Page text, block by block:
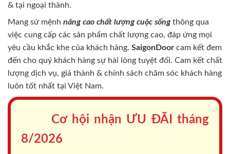
& tại ngoại thành.
Mang sứ mệnh nâng cao chất lượng cuộc sốngthông qua
việc cung cấp các sản phẩm chất lượng cao, đáp ứng mọi
yêu cầu khắc khe của khách hàng. SaigonDoor cam kết đem
đến cho quý khách hàng sự hài lòng tuyệt đối. Cam kết chất
lượng dịch vụ, giá thành & chính sách chăm sóc khách hàng
luôn tốt nhất tại Việt Nam.
Cơ hội nhận ƯU ĐÃI tháng
8/2026